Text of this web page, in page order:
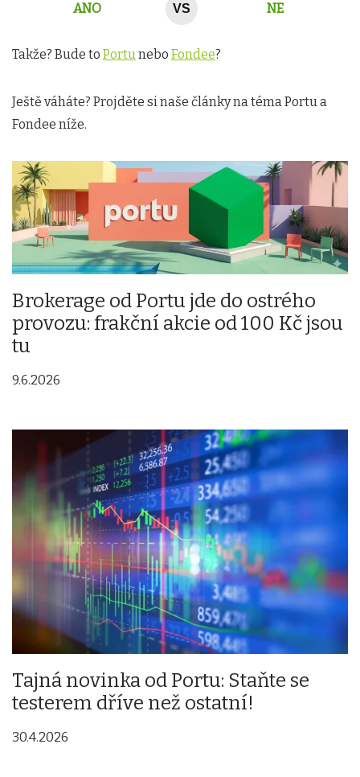
ANO VS NE
Takže? Bude to Portunebo Fondee?
Ještě váháte? Projděte si naše články na téma Portu a
Fondee níže.
Brokerage od Portu jde do ostrého
provozu: frakční akcie od 100 Kč jsou
tu
9.6.2026
Tajná novinka od Portu: Staňte se
testerem dříve než ostatní!
30.4.2026